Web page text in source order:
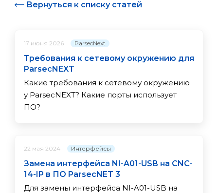
Вернуться к списку статей
17 июня 2026 ParsecNext
Требования к сетевому окружению для
ParsecNEXT
Какие требования к сетевому окружению
у ParsecNEXT? Какие порты использует
ПО?
22 мая 2024 Интерфейсы
Замена интерфейса NI-A01-USB на CNC-
14-IP в ПО ParsecNET 3
Для замены интерфейса NI-A01-USB на